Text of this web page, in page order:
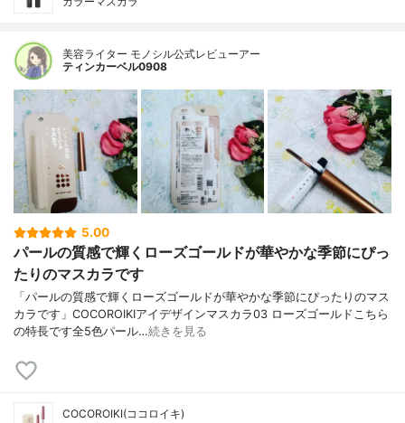
美容ライター モノシル公式レビューアー
ティンカーベル0908
5.00
パールの質感で輝くローズゴールドが華やかな季節にぴっ
たりのマスカラです
「パールの質感で輝くローズゴールドが華やかな季節にぴったりのマス
カラです」COCOROIKIアイデザインマスカラ03 ローズゴールドこちら
の特長です全5色パール…続きを見る
COCOROIKI(ココロイキ)